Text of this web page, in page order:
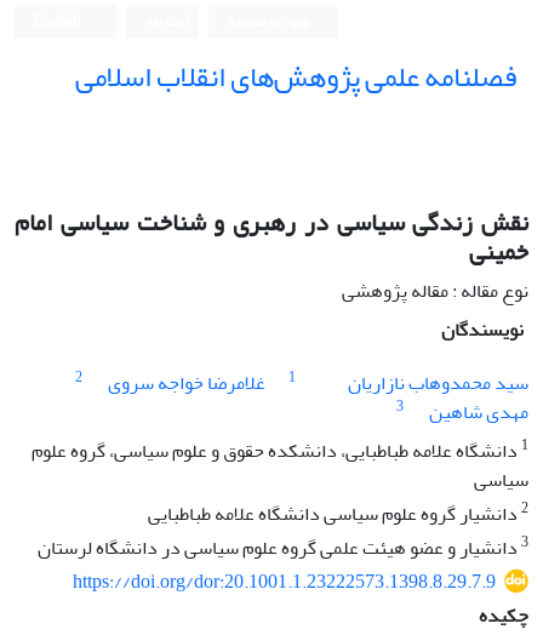
فصلنامه علمی پژوهش‌های انقلاب اسلامی
نقش زندگی سیاسی در رهبری و شناخت سیاسی امام
خمینی
نوع مقاله : مقاله پژوهشی
نویسندگان
سید محمدوهاب نازاریان
1 غلامرضا خواجه سروی 2
مهدی شاهین
3
1 دانشگاه علامه طباطبایی، دانشکده حقوق و علوم سیاسی، گروه علوم
سیاسی
2دانشیار گروه علوم سیاسی دانشگاه علامه طباطبایی
3دانشیار و عضو هیئت علمی گروه علوم سیاسی در دانشگاه لرستان
https://doi.org/dor:20.1001.1.23222573.1398.8.29.7.9
چکیده